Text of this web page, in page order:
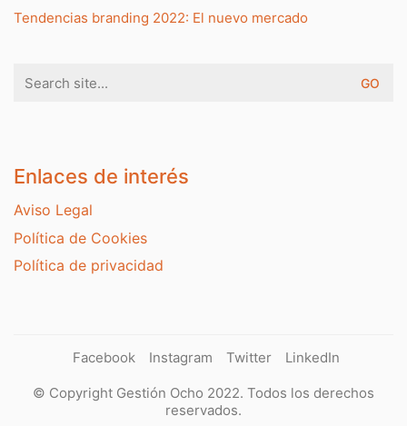
Tendencias branding 2022: El nuevo mercado
for:
Enlaces de interés
Aviso Legal
Política de Cookies
Política de privacidad
Facebook Instagram Twitter LinkedIn
© Copyright Gestión Ocho 2022. Todos los derechos
reservados.